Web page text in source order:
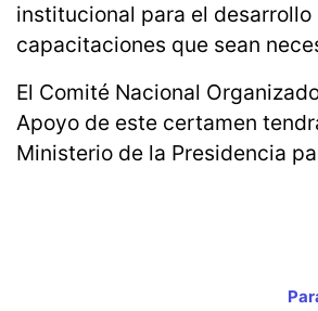
institucional para el
capacitaciones que sean
El Comité Nacional
Apoyo de este certamen
Ministerio de la Presidencia